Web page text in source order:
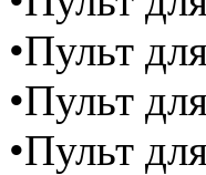
•Пульт
•Пульт
•Пульт